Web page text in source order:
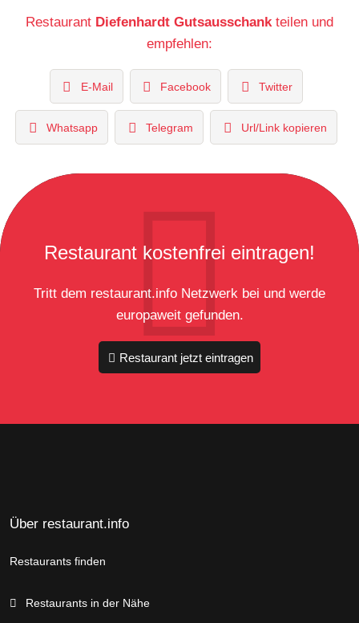
Restaurant Diefenhardt Gutsausschankteilen und
empfehlen:
E-Mail Facebook Twitter
Whatsapp Telegram Url/Link kopieren
Restaurant kostenfrei eintragen!
Tritt dem restaurant.info Netzwerk bei und werde
europaweit gefunden.
Restaurant jetzt eintragen
Über restaurant.info
Restaurants finden
Restaurants in der Nähe